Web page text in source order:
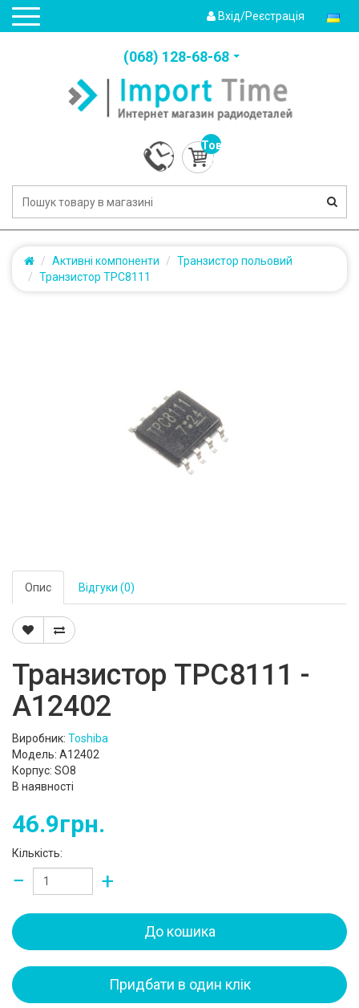
Вхід/Реєстрація
(‎068) 128-68-68
Товарів:
0
(0.0грн.)
Активні компоненти
Транзистор польовий
Транзистор TPC8111
Опис Відгуки (0)
Транзистор TPC8111 -
A12402
Виробник: Toshiba
Модель: A12402
Корпус: SO8
В наявності
46.9грн.
Кількість:
− +
До кошика
Придбати в один клік